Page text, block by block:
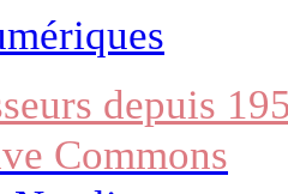
depuis
Commons